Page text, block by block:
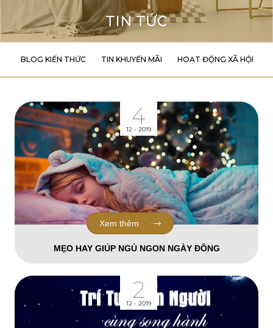
TIN TỨC
BLOG KIẾN THỨC TIN KHUYẾN MÃI HOẠT ĐỘNG XÃ HỘI
4
12 - 2019
MẸO HAY GIÚP NGỦ NGON NGÀY ĐÔNG
Xem thêm
2
12 - 2019